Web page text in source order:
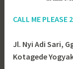
Website: